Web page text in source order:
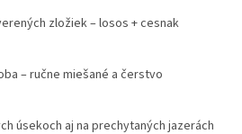
zložiek – losos + cesnak
– ručne miešané a čerstvo
úsekoch aj na prechytaných jazerách